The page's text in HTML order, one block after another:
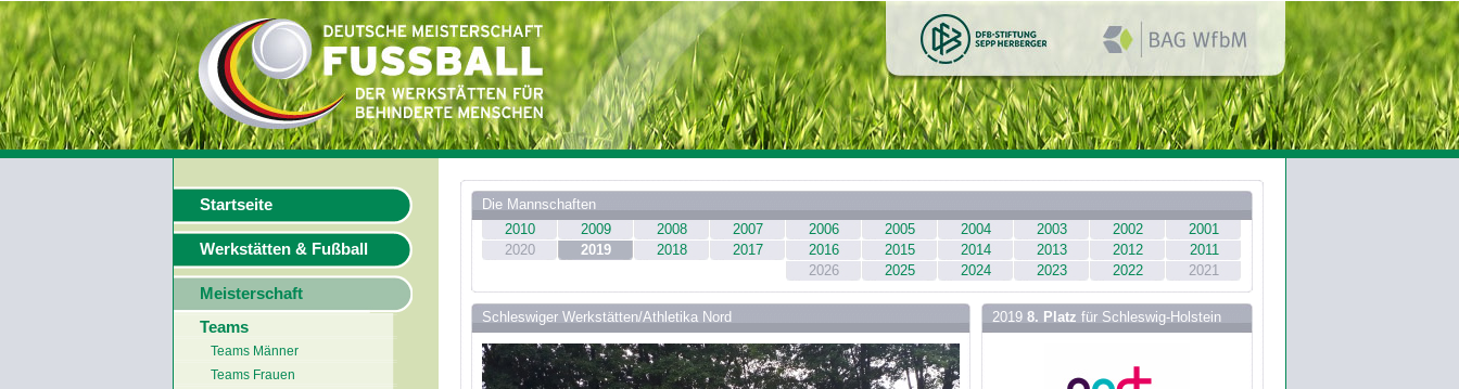
Startseite
Werkstätten & Fußball
Meisterschaft
Teams
Teams Männer
Teams Frauen
Die Mannschaften
2010
2009 2008 2007 2006 2005 2004 2003 2002
2001
2020
2019 2018 2017 2016 2015 2014 2013 2012
2011
2026
2025 2024 2023 2022 2021
Schleswiger Werkstätten/Athletika Nord 2019 8. Platz für Schleswig-Holstein